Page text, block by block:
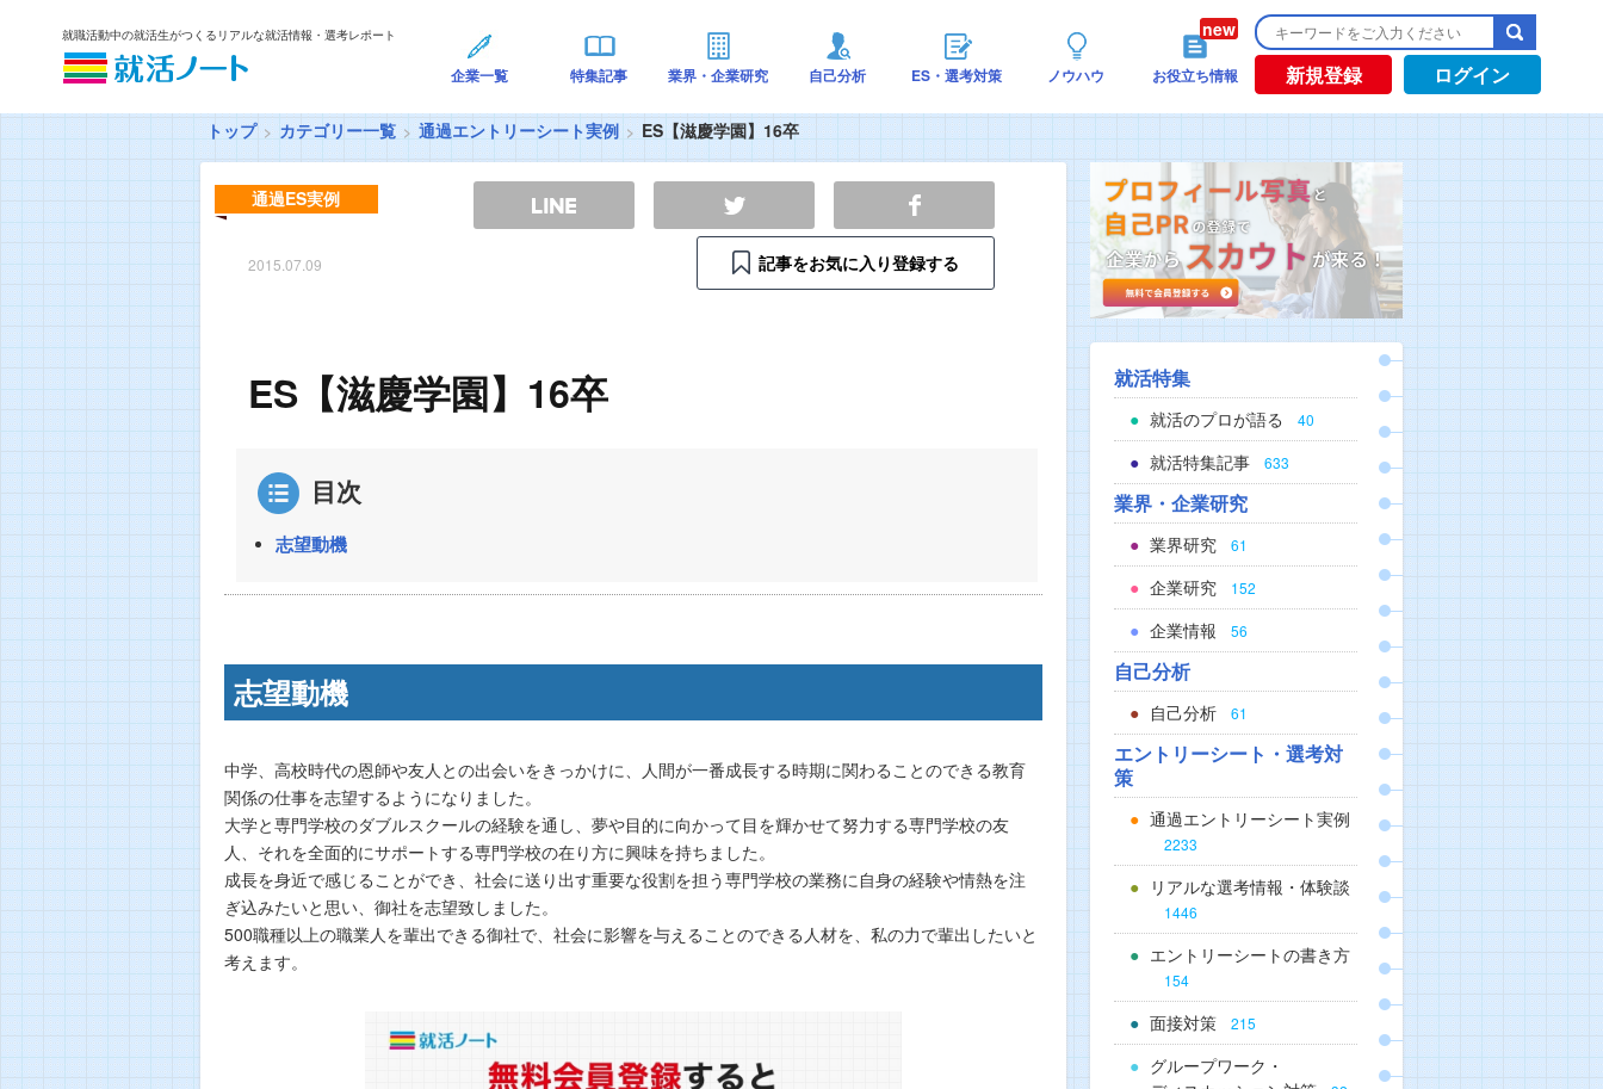
就職活動中の就活生がつくるリアルな就活情報・選考レポート
企業一覧 特集記事 業界・企業研究 自己分析 ES・選考対策 ノウハウ お役立ち情報 新規登録 ログイン
トップ カテゴリー一覧 通過エントリーシート実例 ES【滋慶学園】16卒
通過ES実例
2015.07.09 記事をお気に入り登録する
ES【滋慶学園】16卒
目次
志望動機
志望動機
中学、高校時代の恩師や友人との出会いをきっかけに、人間が一番成長する時期に関わることのできる教育
関係の仕事を志望するようになりました。
大学と専門学校のダブルスクールの経験を通し、夢や目的に向かって目を輝かせて努力する専門学校の友
人、それを全面的にサポートする専門学校の在り方に興味を持ちました。
成長を身近で感じることができ、社会に送り出す重要な役割を担う専門学校の業務に自身の経験や情熱を注
ぎ込みたいと思い、御社を志望致しました。
500職種以上の職業人を輩出できる御社で、社会に影響を与えることのできる人材を、私の力で輩出したいと
考えます。
就活特集
就活のプロが語る 40
就活特集記事 633
業界・企業研究
業界研究 61
企業研究 152
企業情報 56
自己分析
自己分析 61
エントリーシート・選考対
策
通過エントリーシート実例
2233
リアルな選考情報・体験談
1446
エントリーシートの書き方
154
面接対策 215
グループワーク・